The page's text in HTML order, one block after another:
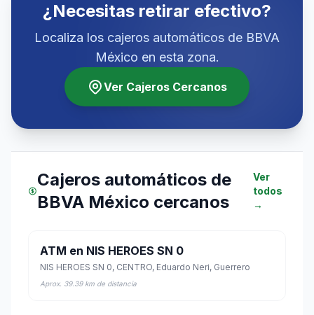
¿Necesitas retirar efectivo?
Localiza los cajeros automáticos de BBVA
México en esta zona.
Ver Cajeros Cercanos
Cajeros automáticos de
BBVA México cercanos
Ver
todos
→
ATM en NIS HEROES SN 0
NIS HEROES SN 0, CENTRO, Eduardo Neri, Guerrero
Aprox. 39.39 km de distancia